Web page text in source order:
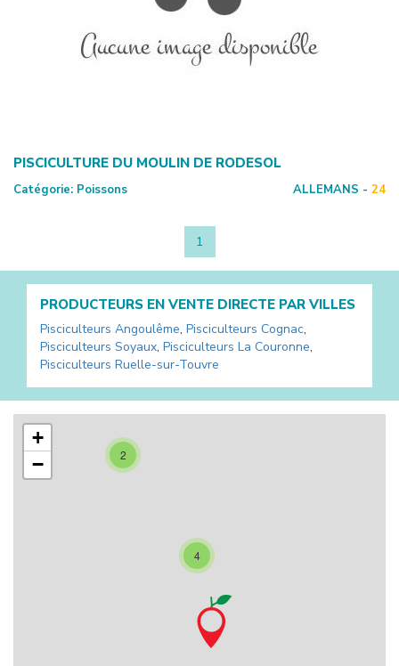
PISCICULTURE DU MOULIN DE RODESOL
Catégorie: Poissons ALLEMANS - 24
1
PRODUCTEURS EN VENTE DIRECTE PAR VILLES
Pisciculteurs Angoulême, Pisciculteurs Cognac,
Pisciculteurs Soyaux, Pisciculteurs La Couronne,
Pisciculteurs Ruelle-sur-Touvre
2
4
+
−